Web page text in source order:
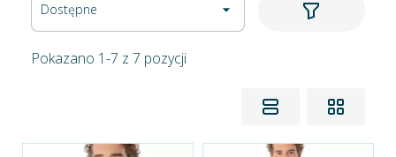
Dostępne 
Pokazano 1-7 z 7 pozycji